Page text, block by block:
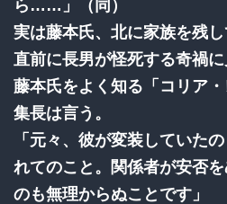
ら……」（同）
実は藤本氏、北に家族を残
直前に長男が怪死する奇禍に
藤本氏をよく知る「コリア
集長は言う。
「元々、彼が変装していた
れてのこと。関係者が安否
のも無理からぬことです」